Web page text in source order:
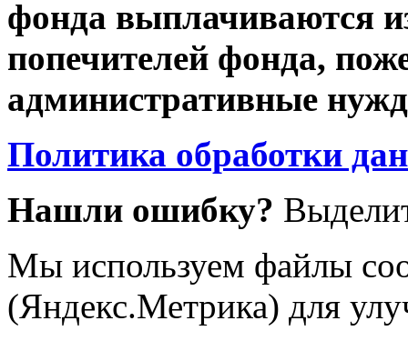
фонда выплачиваются
попечителей фонда,
административные
Политика обработки
Нашли ошибку?
Мы используем файлы
(Яндекс.Метрика) для